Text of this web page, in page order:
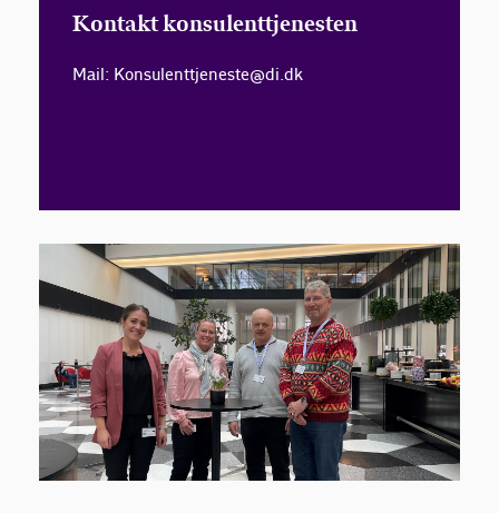
Kontakt konsulenttjenesten
Mail: Konsulenttjeneste@di.dk